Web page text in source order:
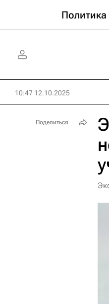
Политика
10:47 12.10.2025
Поделиться